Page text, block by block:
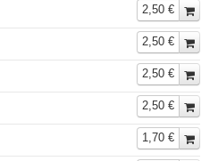
2,50 €
2,50 €
2,50 €
2,50 €
1,70 €